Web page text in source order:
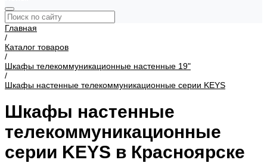
Главная
/
Каталог товаров
/
Шкафы телекоммуникационные настенные 19"
/
Шкафы настенные телекоммуникационные серии KEYS
Шкафы настенные
телекоммуникационные
серии KEYS в Красноярске